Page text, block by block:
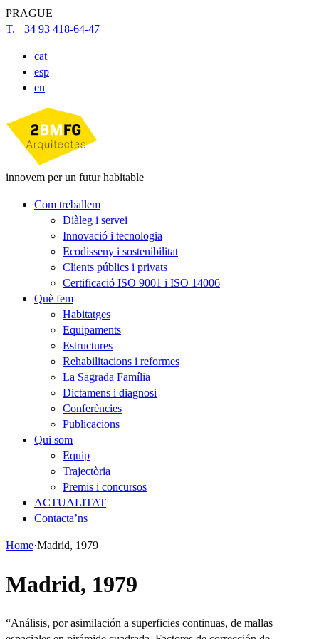
PRAGUE
T. +34 93 418-64-47
cat
esp
en
innovem per un futur habitable
Com treballem
Diàleg i servei
Innovació i tecnologia
Ecodisseny i sostenibilitat
Clients públics i privats
Certificació ISO 9001 i ISO 14006
Què fem
Habitatges
Equipaments
Estructures
Rehabilitacions i reformes
La Sagrada Família
Dictamens i diagnosi
Conferències
Publicacions
Qui som
Equip
Trajectòria
Premis i concursos
ACTUALITAT
Contacta’ns
Home·Madrid, 1979
Madrid, 1979
“Análisis, por asimilación a superficies continuas, de mallas